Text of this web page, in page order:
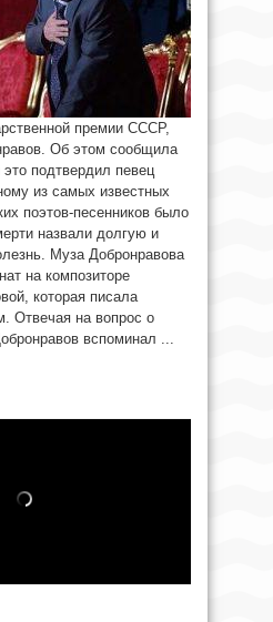
премии СССР,
Об этом сообщила
это подтвердил певец
из самых известных
поэтов-песенников было
назвали долгую и
Муза Добронравова
на композиторе
которая писала
Отвечая на вопрос о
вспоминал ...